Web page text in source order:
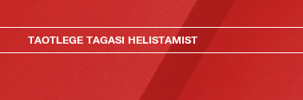
TAOTLEGE TAGASI HELISTAMIST